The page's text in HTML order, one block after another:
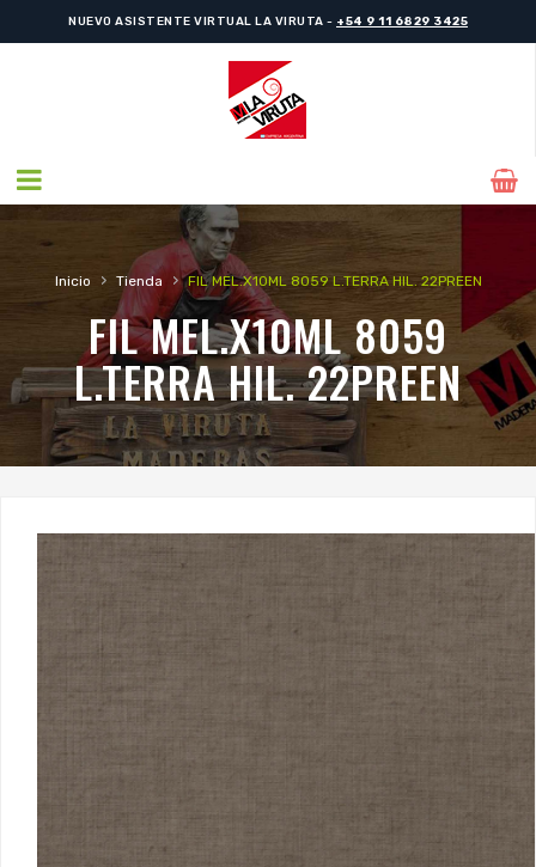
NUEVO ASISTENTE VIRTUAL LA VIRUTA - +54 9 11 6829 3425
Inicio › Tienda › FIL MEL.X10ML 8059 L.TERRA HIL. 22PREEN
FIL MEL.X10ML 8059
L.TERRA HIL. 22PREEN